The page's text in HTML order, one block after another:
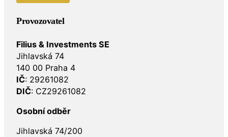
Provozovatel
Filius & Investments SE
Jihlavská 74
140 00 Praha 4
IČ: 29261082
DIČ: CZ29261082
Osobní odběr
Jihlavská 74/200